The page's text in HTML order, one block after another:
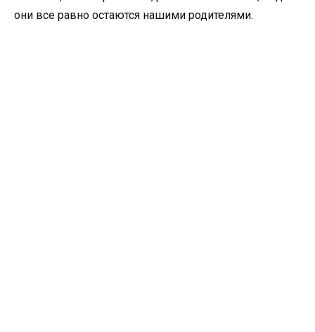
они все равно остаются нашими родителями.